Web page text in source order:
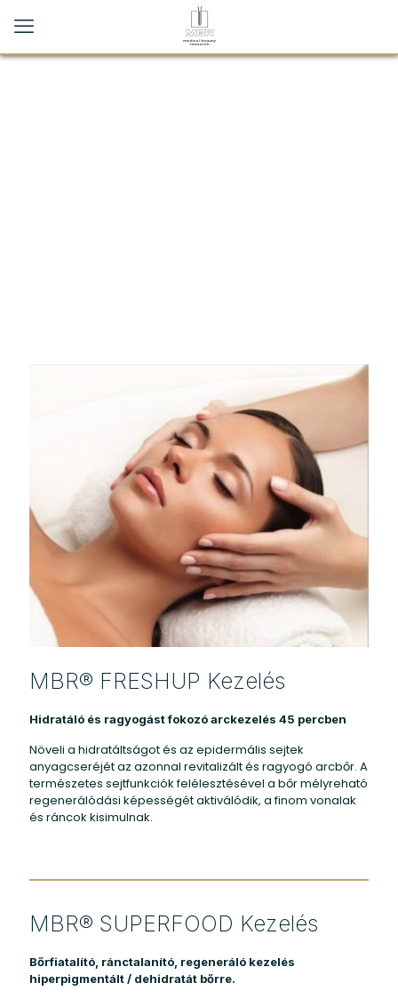
MBR® FRESHUP Kezelés
Hidratáló és ragyogást fokozó arckezelés 45 percben
Növeli a hidratáltságot és az epidermális sejtek
anyagcseréjét az azonnal revitalizált és ragyogó arcbőr. A
természetes sejtfunkciók felélesztésével a bőr mélyreható
regenerálódási képességét aktiválódik, a finom vonalak
és ráncok kisimulnak.
MBR® SUPERFOOD Kezelés
Bőrfiatalító, ránctalanító, regeneráló kezelés
hiperpigmentált / dehidratát bőrre.